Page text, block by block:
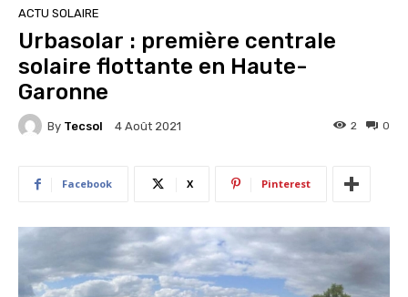
ACTU SOLAIRE
Urbasolar : première centrale
solaire flottante en Haute-
Garonne
By Tecsol 4 Août 2021 0
2
Facebook X Pinterest